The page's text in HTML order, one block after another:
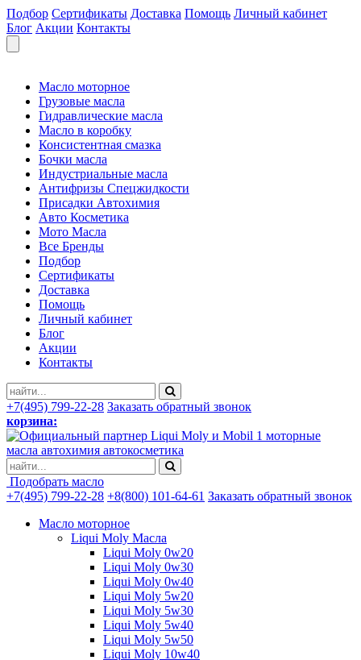
Подбор Сертификаты Доставка Помощь Личный кабинет
Блог Акции Контакты
Масло моторное
Грузовые масла
Гидравлические масла
Масло в коробку
Консистентная смазка
Бочки масла
Индустриальные масла
Антифризы Спецжидкости
Присадки Автохимия
Авто Косметика
Мото Масла
Все Бренды
Подбор
Сертификаты
Доставка
Помощь
Личный кабинет
Блог
Акции
Контакты
+7(495) 799-22-28 Заказать обратный звонок
корзина:
моторные
масла автохимия автокосметика
Подобрать масло
+7(495) 799-22-28 +8(800) 101-64-61 Заказать обратный звонок
Масло моторное
Liqui Moly Масла
Liqui Moly 0w20
Liqui Moly 0w30
Liqui Moly 0w40
Liqui Moly 5w20
Liqui Moly 5w30
Liqui Moly 5w40
Liqui Moly 5w50
Liqui Moly 10w40